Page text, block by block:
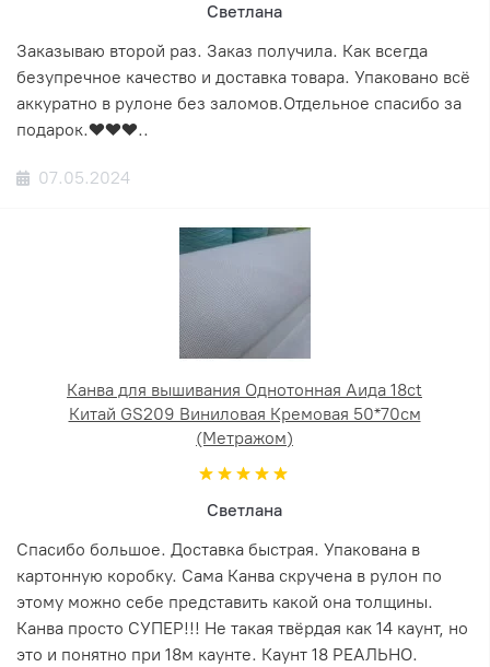
Светлана
Заказываю второй раз. Заказ получила. Как всегда
безупречное качество и доставка товара. Упаковано всё
аккуратно в рулоне без заломов.Отдельное спасибо за
подарок.❤️❤️❤️..
07.05.2024
Канва для вышивания Однотонная Аида 18ct
Китай GS209 Виниловая Кремовая 50*70см
(Метражом)
Светлана
Спасибо большое. Доставка быстрая. Упакована в
картонную коробку. Сама Канва скручена в рулон по
этому можно себе представить какой она толщины.
Канва просто СУПЕР!!! Не такая твёрдая как 14 каунт, но
это и понятно при 18м каунте. Каунт 18 РЕАЛЬНО.